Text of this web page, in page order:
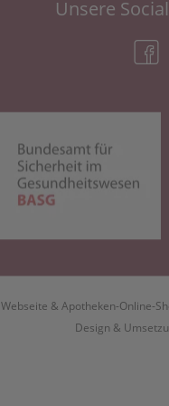
Unsere
Webseite & Apotheken-Online-
Design &